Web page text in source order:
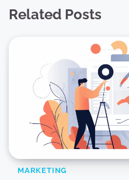
Related Posts
MARKETING